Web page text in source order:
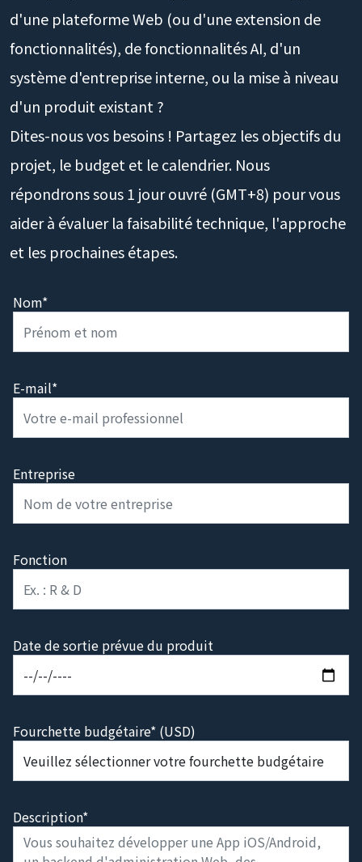
Vous préparez le développement d'une App,
d'une plateforme Web (ou d'une extension de
fonctionnalités), de fonctionnalités AI, d'un
système d'entreprise interne, ou la mise à niveau
d'un produit existant ?
Dites-nous vos besoins ! Partagez les objectifs du
projet, le budget et le calendrier. Nous
répondrons sous 1 jour ouvré (GMT+8) pour vous
aider à évaluer la faisabilité technique, l'approche
Nom*
E-mail*
Entreprise
Fonction
Date de sortie prévue du produit
Fourchette budgétaire* (USD)
Description*